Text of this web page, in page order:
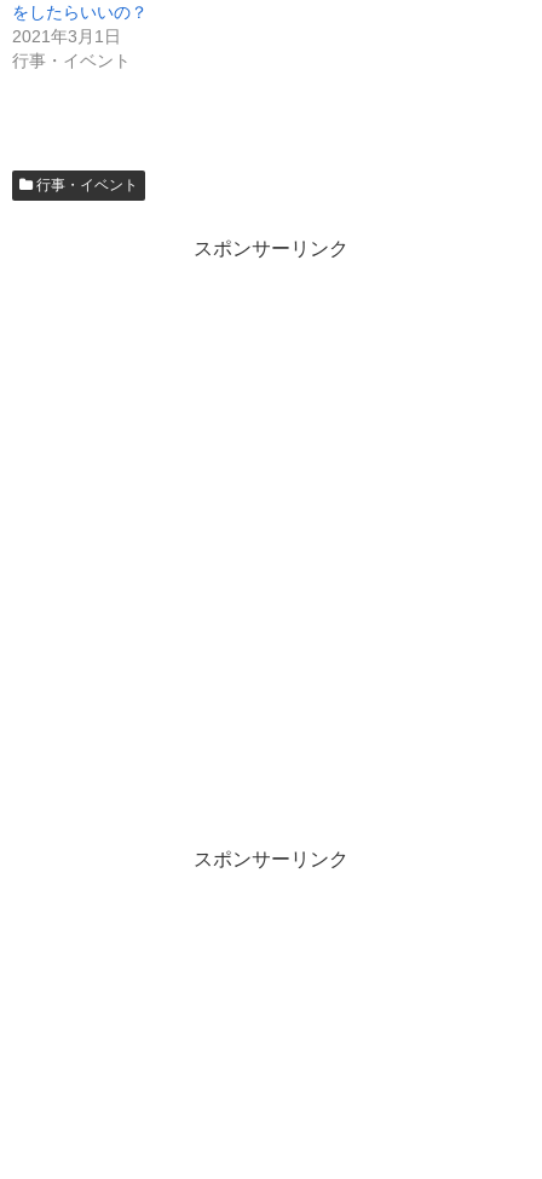
をしたらいいの？
2021年3月1日
行事・イベント
行事・イベント
スポンサーリンク
スポンサーリンク